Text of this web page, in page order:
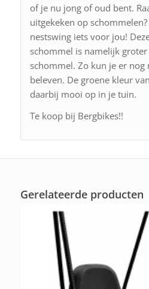
of je nu jong of oud bent.
uitgekeken op
nestswing iets voor jou!
schommel is namelijk
schommel. Zo kun je er nog
beleven. De groene kleur
daarbij mooi op in je tuin.
Te koop bij Bergbikes!!
Gerelateerde producten